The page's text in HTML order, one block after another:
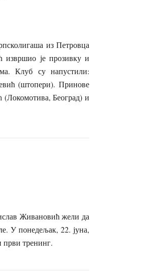
из Петровца
извршио је прозивку и
Клуб су напустили:
(штопери). Принове
Београд) и
Живановић жели да
У понедељак, 22. јуна,
први тренинг.